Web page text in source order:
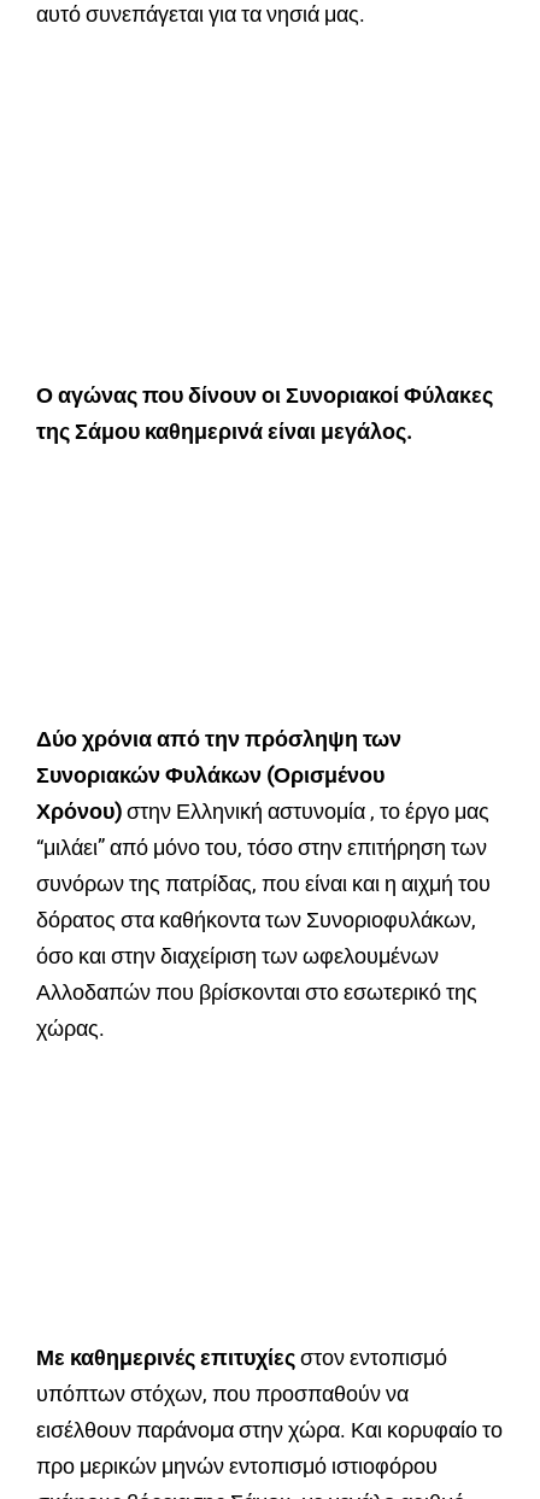
αυτό συνεπάγεται για τα νησιά μας.
Ο αγώνας που δίνουν οι Συνοριακοί Φύλακες
της Σάμου καθημερινά είναι μεγάλος.
Δύο χρόνια από την πρόσληψη των
Συνοριακών Φυλάκων (Ορισμένου
Χρόνου)στην Ελληνική αστυνομία , το έργο μας
“μιλάει” από μόνο του, τόσο στην επιτήρηση των
συνόρων της πατρίδας, που είναι και η αιχμή του
δόρατος στα καθήκοντα των Συνοριοφυλάκων,
όσο και στην διαχείριση των ωφελουμένων
Αλλοδαπών που βρίσκονται στο εσωτερικό της
χώρας.
Με καθημερινές επιτυχίεςστον εντοπισμό
υπόπτων στόχων, που προσπαθούν να
εισέλθουν παράνομα στην χώρα. Και κορυφαίο το
προ μερικών μηνών εντοπισμό ιστιοφόρου